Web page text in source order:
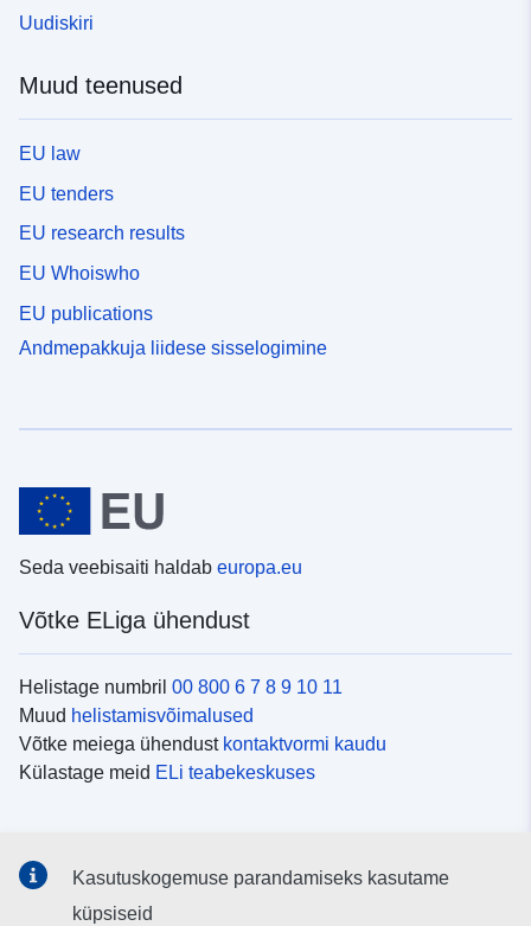
Uudiskiri
Muud teenused
EU law
EU tenders
EU research results
EU Whoiswho
EU publications
Andmepakkuja liidese sisselogimine
Seda veebisaiti haldab europa.eu
Võtke ELiga ühendust
Helistage numbril 00 800 6 7 8 9 10 11
Muud helistamisvõimalused
Võtke meiega ühendust kontaktvormi kaudu
Külastage meid ELi teabekeskuses
Otsige ELi teavet
Kasutuskogemuse parandamiseks kasutame
küpsiseid